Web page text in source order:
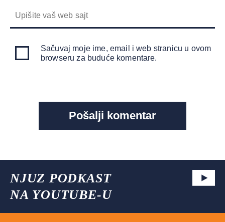
Sačuvaj moje ime, email i web stranicu u ovom
browseru za buduće komentare.
NJUZ PODKAST
NA YOUTUBE-U